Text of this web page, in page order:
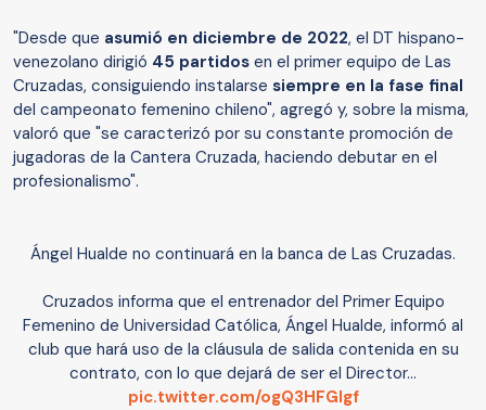
"Desde que asumió en diciembre de 2022, el DT hispano-
venezolano dirigió 45 partidos en el primer equipo de Las
Cruzadas, consiguiendo instalarse siempre en la fase final
del campeonato femenino chileno", agregó y, sobre la misma,
valoró que "se caracterizó por su constante promoción de
jugadoras de la Cantera Cruzada, haciendo debutar en el
profesionalismo".
Ángel Hualde no continuará en la banca de Las Cruzadas.
Cruzados informa que el entrenador del Primer Equipo
Femenino de Universidad Católica, Ángel Hualde, informó al
club que hará uso de la cláusula de salida contenida en su
contrato, con lo que dejará de ser el Director…
pic.twitter.com/ogQ3HFGIgf